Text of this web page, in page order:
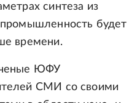
синтеза из
будет
времени.
ЮФУ
СМИ со своими